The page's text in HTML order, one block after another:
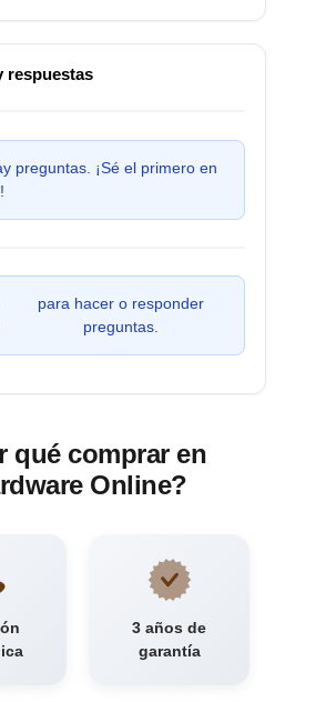
respuestas
preguntas. ¡Sé el primero en
para hacer o responder
preguntas.
qué comprar en
Online?
3 años de
garantía